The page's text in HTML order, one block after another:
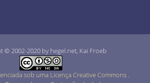
© 2002-2020 by hegel.net, Kai Froeb
sob uma Licença Creative Commons .